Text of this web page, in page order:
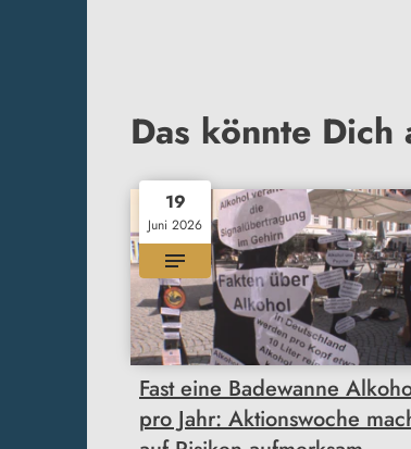
Das könnte Dich
19
Juni 2026
Fast eine Badewanne
pro Jahr: Aktionswoche